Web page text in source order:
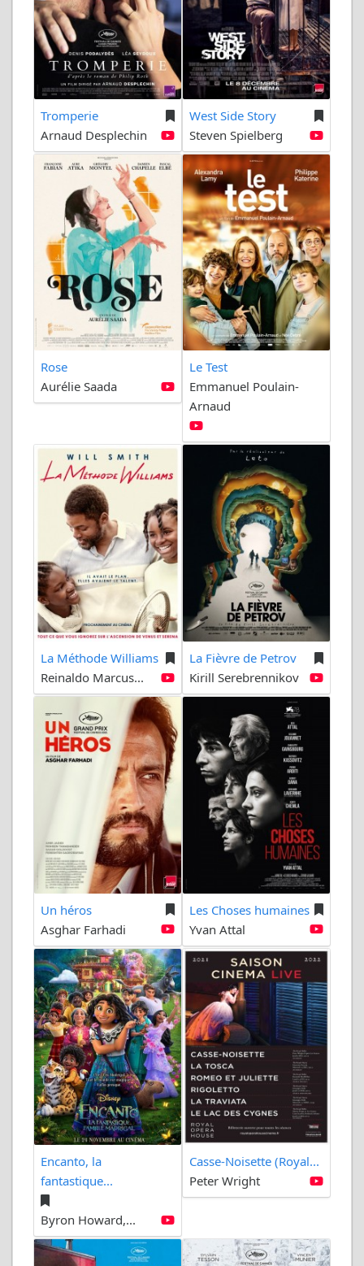
Tromperie
Arnaud Desplechin
West Side Story
Steven Spielberg
Rose
Aurélie Saada
Le Test
Emmanuel Poulain-
Arnaud
La Méthode Williams
Reinaldo Marcus...
La Fièvre de Petrov
Kirill Serebrennikov
Un héros
Asghar Farhadi
Les Choses humaines
Yvan Attal
Encanto, la
fantastique...
Byron Howard,...
Casse-Noisette (Royal...
Peter Wright